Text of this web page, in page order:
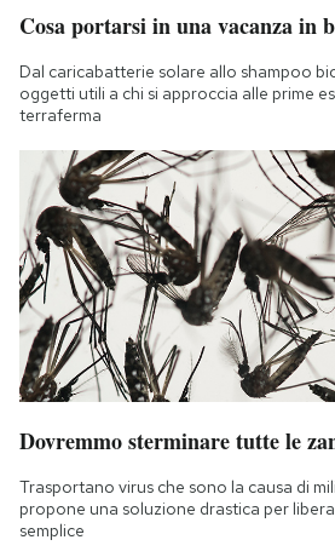
Cosa portarsi in una vacanza in
Dal caricabatterie solare allo shampoo
oggetti utili a chi si approccia alle prime
terraferma
Dovremmo sterminare tutte le
Trasportano virus che sono la causa di
propone una soluzione drastica per
semplice